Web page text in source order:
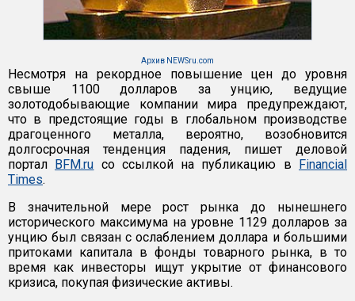
Архив NEWSru.com
Несмотря на рекордное повышение цен до уровня
свыше 1100 долларов за унцию, ведущие
золотодобывающие компании мира предупреждают,
что в предстоящие годы в глобальном производстве
драгоценного металла, вероятно, возобновится
долгосрочная тенденция падения, пишет деловой
портал BFM.ru со ссылкой на публикацию в Financial
Times.
В значительной мере рост рынка до нынешнего
исторического максимума на уровне 1129 долларов за
унцию был связан с ослаблением доллара и большими
притоками капитала в фонды товарного рынка, в то
время как инвесторы ищут укрытие от финансового
кризиса, покупая физические активы.